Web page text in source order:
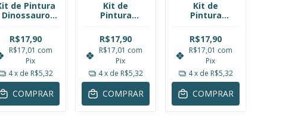
de Pintura
Dinossauro
Coleção Dino
Paint Zoop
ZP00152
R$17,90
R$17,01 com
Pix
4x de R$5,32
COMPRAR
Kit de
Pintura
Triceratops
Coleção Dino
Paint Zoop
Toys ZP00152
R$17,90
R$17,01 com
Pix
4x de R$5,32
COMPRAR
Kit de
Pintura
Dilofossauro
Coleção Dino
Paint Zoop
Toys ZP00152
R$17,90
R$17,01 com
Pix
4 x de R$5,32
COMPRAR